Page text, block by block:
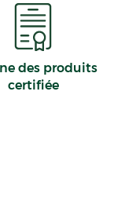
des produits
certifiée